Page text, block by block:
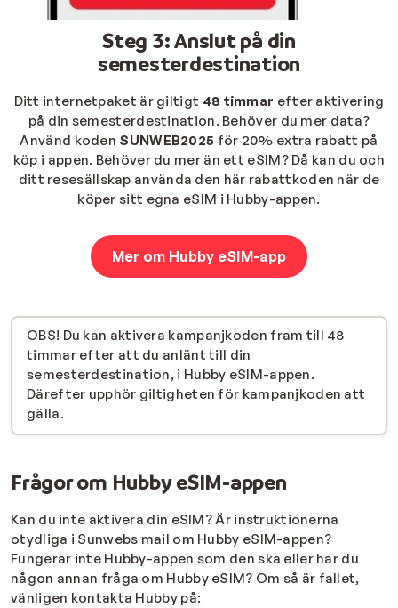
Steg 3: Anslut på din
semesterdestination
Ditt internetpaket är giltigt 48 timmar efter aktivering
på din semesterdestination. Behöver du mer data?
Använd koden SUNWEB2025 för 20% extra rabatt på
köp i appen. Behöver du mer än ett eSIM? Då kan du och
ditt resesällskap använda den här rabattkoden när de
köper sitt egna eSIM i Hubby-appen.
Mer om Hubby eSIM-app
OBS! Du kan aktivera kampanjkoden fram till 48
timmar efter att du anlänt till din
semesterdestination, i Hubby eSIM-appen.
Därefter upphör giltigheten för kampanjkoden att
gälla.
Frågor om Hubby eSIM-appen
Kan du inte aktivera din eSIM? Är instruktionerna
otydliga i Sunwebs mail om Hubby eSIM-appen?
Fungerar inte Hubby-appen som den ska eller har du
någon annan fråga om Hubby eSIM? Om så är fallet,
vänligen kontakta Hubby på: